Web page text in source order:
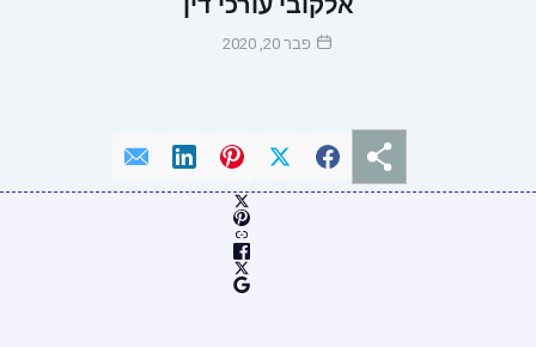
פבר 20, 2020